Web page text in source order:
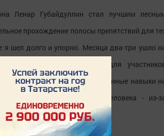
Ленар Губайдуллин стал лучшим
прохождение полосы препятствий для
я шел долго и упорно. Месяца два-три ушло
физическая подготовка для
применять полученные навыки
всего возникают по вине человека - из-